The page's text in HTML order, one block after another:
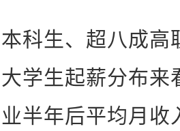
生、超八成高
学生起薪分布来
半年后平均月收